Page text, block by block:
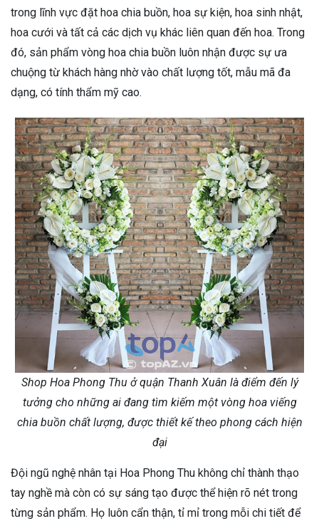
trong lĩnh vực đặt hoa chia buồn, hoa sự kiện, hoa sinh nhật,
hoa cưới và tất cả các dịch vụ khác liên quan đến hoa. Trong
đó, sản phẩm vòng hoa chia buồn luôn nhận được sự ưa
chuộng từ khách hàng nhờ vào chất lượng tốt, mẫu mã đa
dạng, có tính thẩm mỹ cao.
Shop Hoa Phong Thu ở quận Thanh Xuân là điểm đến lý
tưởng cho những ai đang tìm kiếm một vòng hoa viếng
chia buồn chất lượng, được thiết kế theo phong cách hiện
đại
Đội ngũ nghệ nhân tại Hoa Phong Thu không chỉ thành thạo
tay nghề mà còn có sự sáng tạo được thể hiện rõ nét trong
từng sản phẩm. Họ luôn cẩn thận, tỉ mỉ trong mỗi chi tiết để